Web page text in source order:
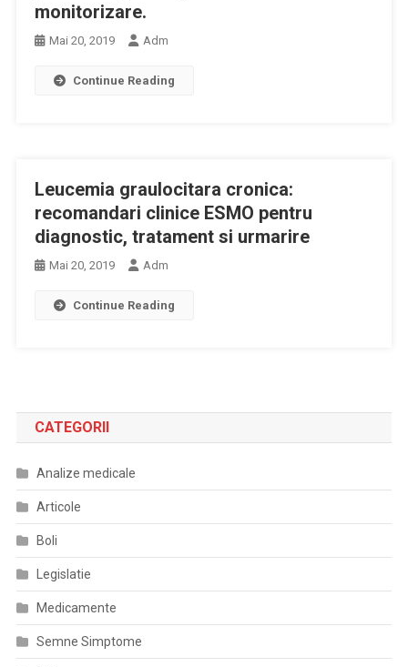
monitorizare.
Mai 20, 2019 Adm
Continue Reading
Leucemia graulocitara cronica:
recomandari clinice ESMO pentru
diagnostic, tratament si urmarire
Mai 20, 2019 Adm
Continue Reading
CATEGORII
Analize medicale
Articole
Boli
Legislatie
Medicamente
Semne Simptome